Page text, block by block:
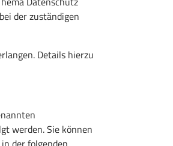
der zuständigen
Details hierzu
werden. Sie können